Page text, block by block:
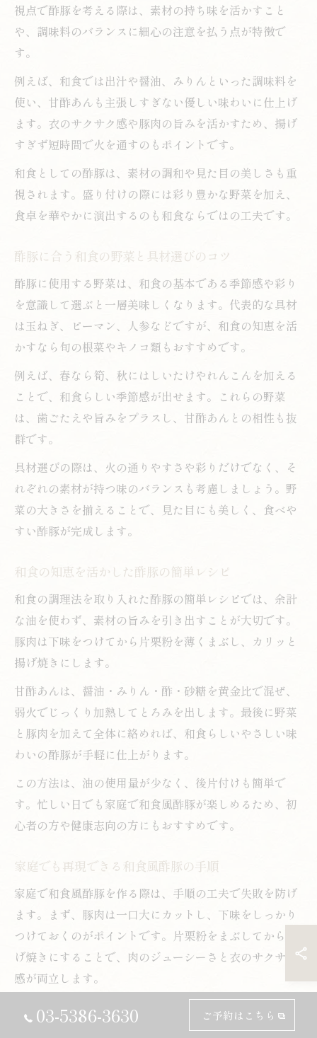
視点で酢豚を考える際は、素材の持ち味を活かすこと
や、調味料のバランスに細心の注意を払う点が特徴で
す。
例えば、和食では出汁や醤油、みりんといった調味料を
使い、甘酢あんも主張しすぎない優しい味わいに仕上げ
ます。衣のサクサク感や豚肉の旨みを活かすため、揚げ
すぎず短時間で火を通すのもポイントです。
和食としての酢豚は、素材の調和や見た目の美しさも重
視されます。盛り付けの際には彩り豊かな野菜を加え、
食卓を華やかに演出するのも和食ならではの工夫です。
酢豚に合う和食の野菜と具材選びのコツ
酢豚に使用する野菜は、和食の基本である季節感や彩り
を意識して選ぶと一層美味しくなります。代表的な具材
は玉ねぎ、ピーマン、人参などですが、和食の知恵を活
かすなら旬の根菜やキノコ類もおすすめです。
例えば、春なら筍、秋にはしいたけやれんこんを加える
ことで、和食らしい季節感が出せます。これらの野菜
は、歯ごたえや旨みをプラスし、甘酢あんとの相性も抜
群です。
具材選びの際は、火の通りやすさや彩りだけでなく、そ
れぞれの素材が持つ味のバランスも考慮しましょう。野
菜の大きさを揃えることで、見た目にも美しく、食べや
すい酢豚が完成します。
和食の知恵を活かした酢豚の簡単レシピ
和食の調理法を取り入れた酢豚の簡単レシピでは、余計
な油を使わず、素材の旨みを引き出すことが大切です。
豚肉は下味をつけてから片栗粉を薄くまぶし、カリッと
揚げ焼きにします。
甘酢あんは、醤油・みりん・酢・砂糖を黄金比で混ぜ、
弱火でじっくり加熱してとろみを出します。最後に野菜
と豚肉を加えて全体に絡めれば、和食らしいやさしい味
わいの酢豚が手軽に仕上がります。
この方法は、油の使用量が少なく、後片付けも簡単で
す。忙しい日でも家庭で和食風酢豚が楽しめるため、初
心者の方や健康志向の方にもおすすめです。
家庭でも再現できる和食風酢豚の手順
家庭で和食風酢豚を作る際は、手順の工夫で失敗を防げ
ます。まず、豚肉は一口大にカットし、下味をしっかり
つけておくのがポイントです。片栗粉をまぶしてから揚
げ焼きにすることで、肉のジューシーさと衣のサクサク
感が両立します。
野菜は火の通りやすい順に炒め、彩りを意識して盛り付
けましょう。甘酢あんは事前に用意し、最後に全体を手
03-5386-3630 ご予約はこちら